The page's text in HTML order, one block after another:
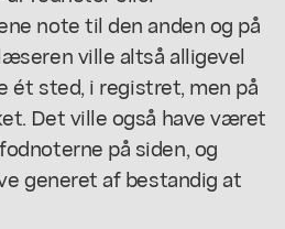
note til den anden og på
ville altså alligevel
ét sted, i registret, men på
Det ville også have været
på siden, og
generet af bestandig at